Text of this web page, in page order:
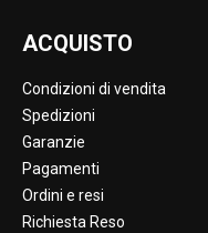
ACQUISTO
Condizioni di vendita
Spedizioni
Garanzie
Pagamenti
Ordini e resi
Richiesta Reso